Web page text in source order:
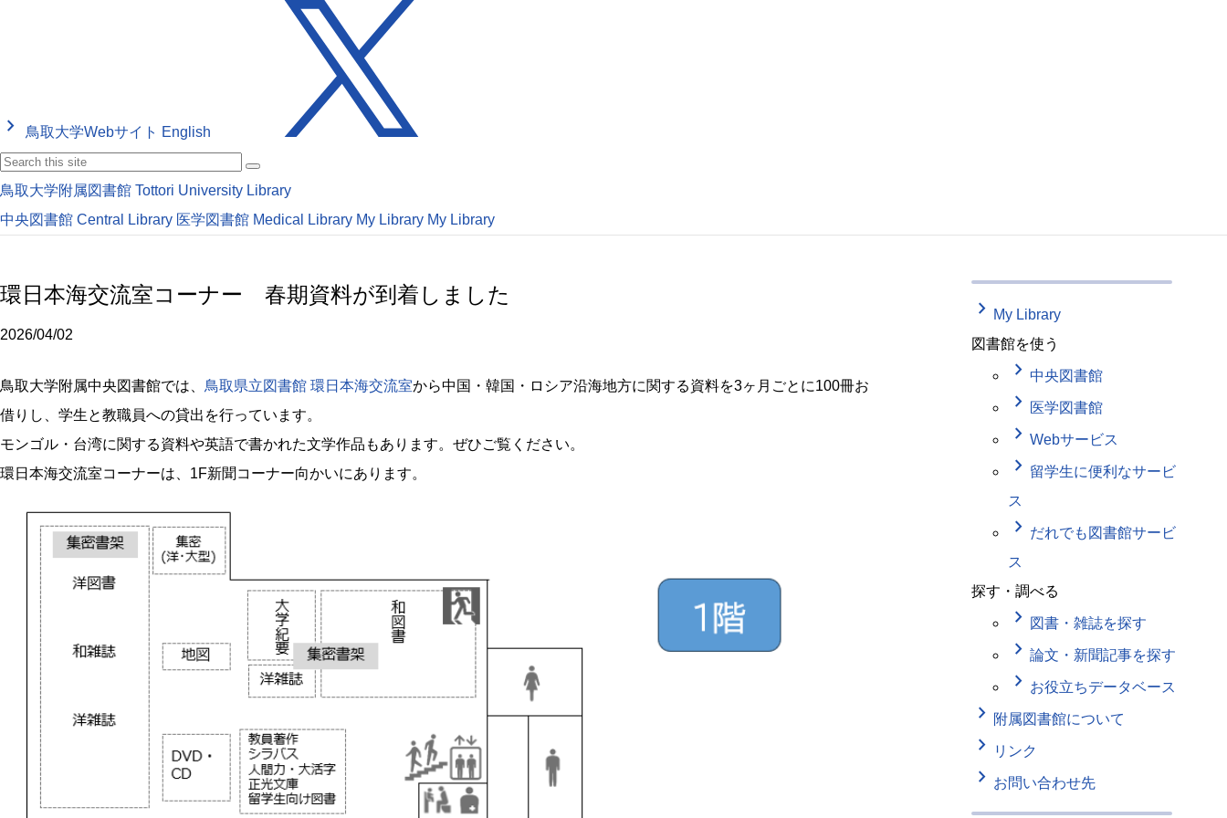
keyboard_arrow_right 鳥取大学Webサイト English
鳥取大学附属図書館 Tottori University Library
中央図書館 Central Library 医学図書館 Medical Library My Library My Library
環日本海交流室コーナー 春期資料が到着しました
2026/04/02
鳥取大学附属中央図書館では、 鳥取県立図書館 環日本海交流室から中国・韓国・ロシア沿海地方に関する資料を3ヶ月ごとに100冊お
借りし、学生と教職員への貸出を行っています。
モンゴル・台湾に関する資料や英語で書かれた文学作品もあります。ぜひご覧ください。
環日本海交流室コーナーは、1F新聞コーナー向かいにあります。
keyboard_arrow_right My Library
図書館を使う
keyboard_arrow_right 中央図書館
keyboard_arrow_right 医学図書館
keyboard_arrow_right Webサービス
keyboard_arrow_right 留学生に便利なサービ
ス
keyboard_arrow_right だれでも図書館サービ
ス
探す・調べる
keyboard_arrow_right 図書・雑誌を探す
keyboard_arrow_right 論文・新聞記事を探す
keyboard_arrow_right お役立ちデータベース
keyboard_arrow_right 附属図書館について
keyboard_arrow_right リンク
keyboard_arrow_right お問い合わせ先